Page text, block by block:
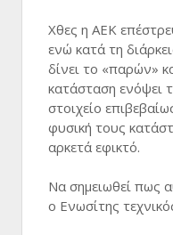
Χθες η ΑΕΚ
ενώ κατά τη
δίνει το «παρών»
κατάσταση ενόψει
στοιχείο
φυσική τους
αρκετά εφικτό.
Να σημειωθεί πως
ο Ενωσίτης